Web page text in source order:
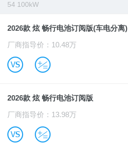
54 100kW
2026款 炫 畅行电池订阅版(车电分离)
厂商指导价：10.48万
B u
2026款 炫 畅行电池订阅版
厂商指导价：13.98万
B u